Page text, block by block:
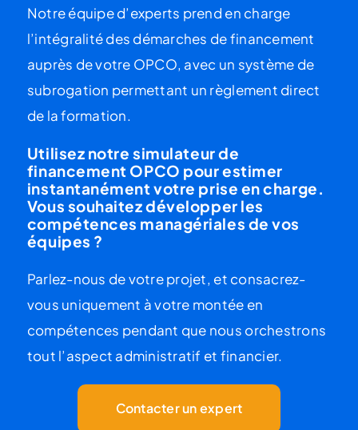
Notre équipe d’experts prend en charge
l’intégralité des démarches definancement
auprès de votre OPCO, avec un système de
subrogation permettant un règlement direct
de la formation.
Utilisez notre simulateur de
financement OPCO pour estimer
instantanément votre prise en charge.
Vous souhaitez développer les
compétences managériales de vos
équipes ?
Parlez-nous de votre projet, et consacrez-
vous uniquement à votre montée en
compétences pendant que nous orchestrons
tout l’aspect administratif et financier.
Contacter un expert